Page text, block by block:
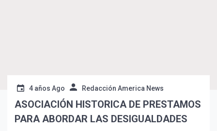
4 años Ago Redacción America News
ASOCIACIÓN HISTORICA DE PRESTAMOS
PARA ABORDAR LAS DESIGUALDADES